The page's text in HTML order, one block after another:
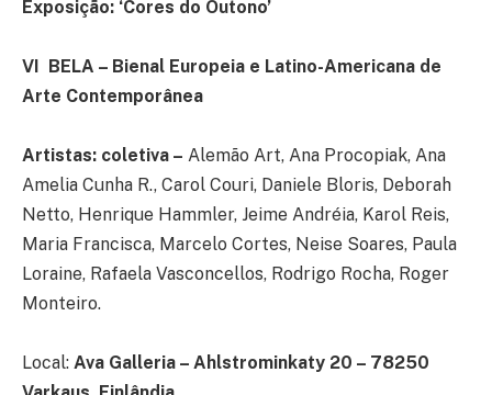
Exposição: ‘Cores do Outono’
VI
BELA – Bienal Europeia e Latino-Americana de
Arte Contemporânea
Artistas: coletiva – Alemão Art, Ana Procopiak, Ana
Amelia Cunha R., Carol Couri, Daniele Bloris, Deborah
Netto, Henrique Hammler, Jeime Andréia, Karol Reis,
Maria Francisca, Marcelo Cortes, Neise Soares, Paula
Loraine, Rafaela Vasconcellos, Rodrigo Rocha, Roger
Monteiro.
Local: Ava Galleria – Ahlstrominkaty 20 – 78250